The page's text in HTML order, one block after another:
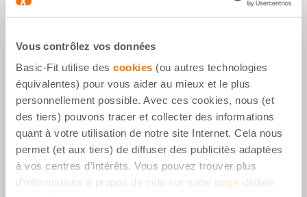
Vous contrôlez vos données
Basic-Fit utilise des cookies (ou autres technologies
équivalentes) pour vous aider au mieux et le plus
personnellement possible. Avec ces cookies, nous (et
des tiers) pouvons tracer et collecter des informations
quant à votre utilisation de notre site Internet. Cela nous
permet (et aux tiers) de diffuser des publicités adaptées
à vos centres d’intérêts. Vous pouvez trouver plus
d’informations à propos de cela sur notre page dédiée
Avantages
Objectif Sportif
À tout moment
1 comprimé par jour
Description